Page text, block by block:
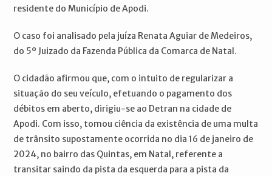
residente do Município de Apodi.
O caso foi analisado pela juíza Renata Aguiar de Medeiros,
do 5º Juizado da Fazenda Pública da Comarca de Natal.
O cidadão afirmou que, com o intuito de regularizar a
situação do seu veículo, efetuando o pagamento dos
débitos em aberto, dirigiu-se ao Detran na cidade de
Apodi. Com isso, tomou ciência da existência de uma multa
de trânsito supostamente ocorrida no dia 16 de janeiro de
2024, no bairro das Quintas, em Natal, referente a
transitar saindo da pista da esquerda para a pista da